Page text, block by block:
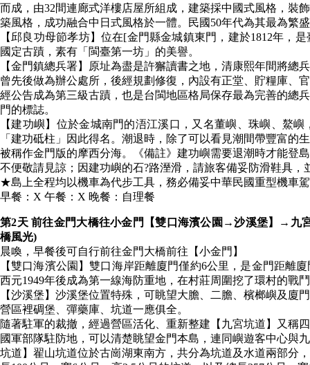
而成，由32間連廊式洋樓店屋所組成，建築採中國式風格，裝
築風格，成功融合中日式風格於一體。民國50年代為其最為繁
【邱良功母節孝坊】位在[金門縣金城鎮東門，建於1812年，
國定古蹟，素有「閩臺第一坊」的美譽。
【金門鎮總兵署】原址為盡是許獬讀書之地，清康熙年間將
曾先後做為辦公處所，後經規劃修復，內設有正堂、貯糧庫、
經公告成為第三級古蹟，也是台閩地區格局保存最為完善的總
門的標誌。
【建功嶼】位於金城南門的浯江溪口，又名董嶼、珠嶼、鰲
「建功砥柱」因此得名。潮退時，除了可以看見潮間帶豐富
被稱作金門版的摩西分海。《備註》建功嶼需要退潮時才能登
不便敬請見諒；因建功嶼的石?路溼滑，請旅客備妥防滑鞋具
★島上全程均以機車為代步工具，務必備妥中華民國重型機車
早餐：X 午餐：X 晚餐：自理餐
第2天 前往金門大橋往小金門【雙口海濱公園→沙溪堡】→
橋風光)
晨喚，早餐後可自行前往金門大橋前往【小金門】
【雙口海濱公園】雙口海岸距離廈門僅約6公里，是金門距離
西元1949年後成為第一線海防重地，在村莊周圍挖了環村的戰
【沙溪堡】沙溪堡位置特殊，可眺望大膽、二膽、檳榔嶼及
營區裡碉堡、彈藥庫、坑道一應俱全。
隨著駐軍的裁撤，經過營區活化、重新整建【九宮坑道】又稱
國軍部隊駐防地，可以清楚眺望金門本島，連同嶼遊客中心與
坑道】翟山坑道位於古崗湖東南方，共分為坑道及水道兩部分